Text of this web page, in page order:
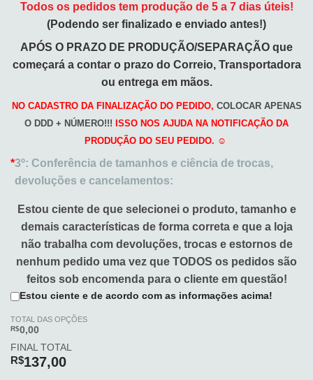
Todos os pedidos tem produção de 5 a 7 dias úteis!
(Podendo ser finalizado e enviado antes!)
APÓS O PRAZO DE PRODUÇÃO/SEPARAÇÃO que
começará a contar o prazo do Correio, Transportadora
ou entrega em mãos.
NO CADASTRO DA FINALIZAÇÃO DO PEDIDO, COLOCAR APENAS
O DDD + NÚMERO!!! ISSO NOS AJUDA NA NOTIFICAÇÃO DA
PRODUÇÃO DO SEU PEDIDO. ☺️
*3º: Conferência de tamanhos e ciência de trocas,
devoluções e cancelamentos:
Estou ciente de que selecionei o produto, tamanho e
demais características de forma correta e que a loja
não trabalha com devoluções, trocas e estornos de
nenhum pedido uma vez que TODOS os pedidos são
feitos sob encomenda para o cliente em questão!
Estou ciente e de acordo com as informações acima!
TOTAL DAS OPÇÕES
R$0,00
FINAL TOTAL
R$137,00